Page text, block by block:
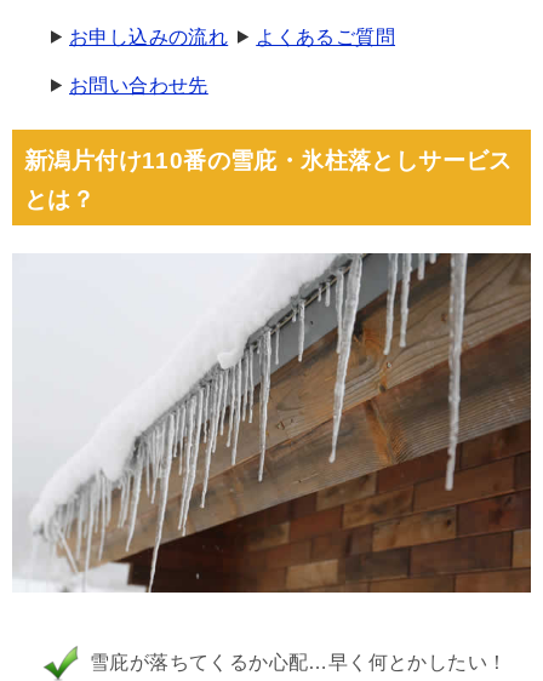
お申し込みの流れ よくあるご質問
お問い合わせ先
新潟片付け110番の雪庇・氷柱落としサービス
とは？
雪庇が落ちてくるか心配…早く何とかしたい！